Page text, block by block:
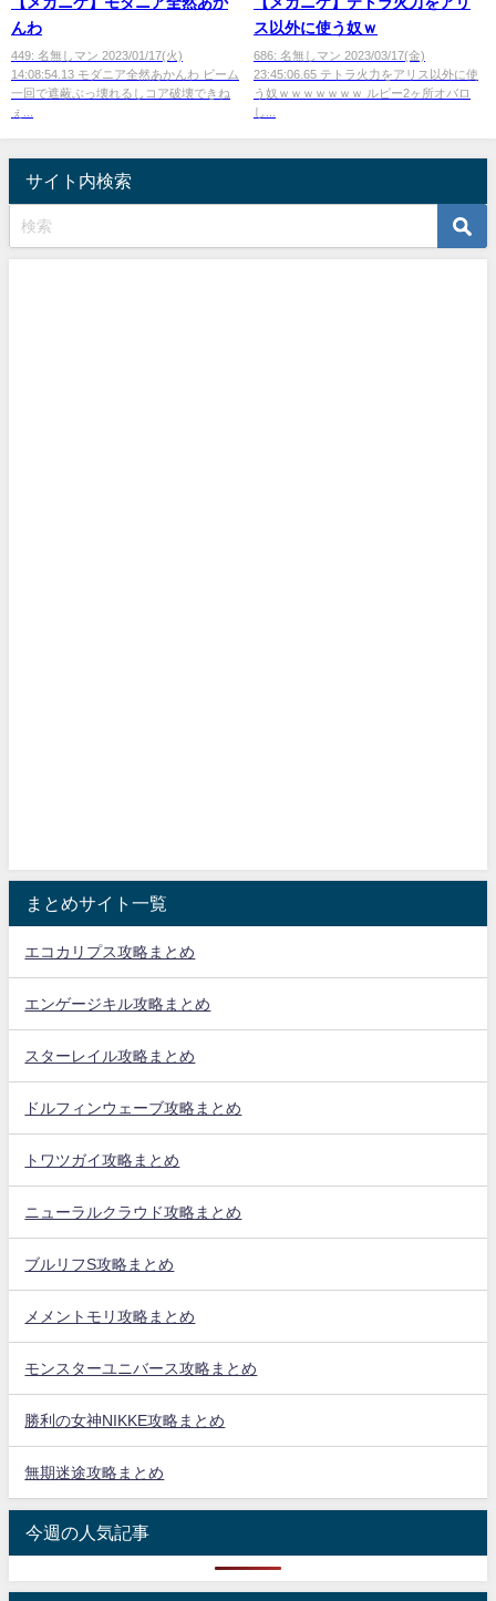
んわ
449: 名無しマン 2023/01/17(火)
14:08:54.13 モダニア全然あかんわ ビーム
一回で遮蔽ぶっ壊れるしコア破壊できね
ぇ...
ス以外に使う奴ｗ
686: 名無しマン 2023/03/17(金)
23:45:06.65 テトラ火力をアリス以外に使
う奴ｗｗｗｗｗｗｗ ルピー2ヶ所オバロ
し...
サイト内検索
まとめサイト一覧
エコカリプス攻略まとめ
エンゲージキル攻略まとめ
スターレイル攻略まとめ
ドルフィンウェーブ攻略まとめ
トワツガイ攻略まとめ
ニューラルクラウド攻略まとめ
ブルリフS攻略まとめ
メメントモリ攻略まとめ
モンスターユニバース攻略まとめ
勝利の女神NIKKE攻略まとめ
無期迷途攻略まとめ
今週の人気記事